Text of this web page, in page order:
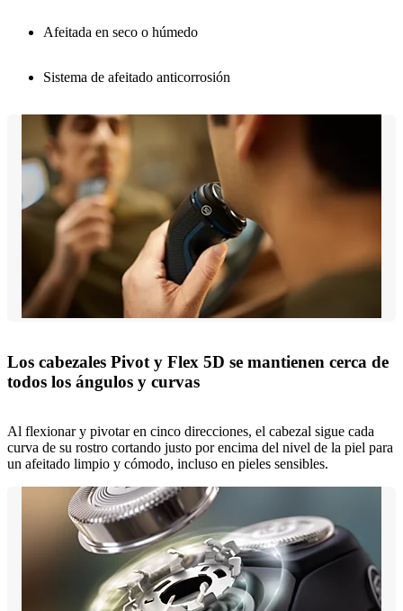
Afeitada en seco o húmedo
Sistema de afeitado anticorrosión
Los cabezales Pivot y Flex 5D se mantienen cerca de
todos los ángulos y curvas
Al flexionar y pivotar en cinco direcciones, el cabezal sigue cada
curva de su rostro cortando justo por encima del nivel de la piel para
un afeitado limpio y cómodo, incluso en pieles sensibles.